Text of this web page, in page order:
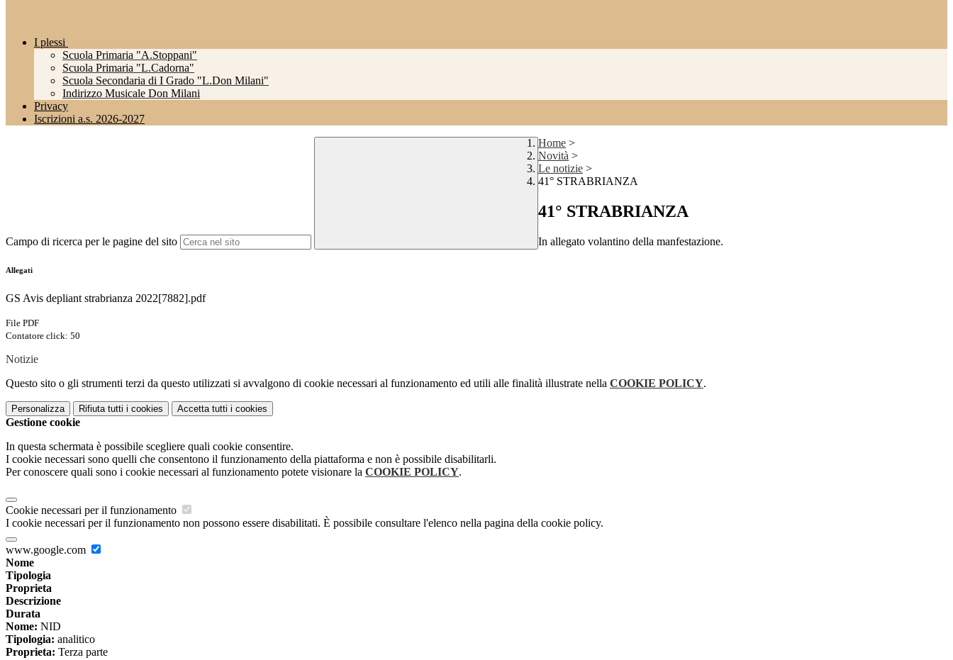
I plessi
Scuola Primaria "A.Stoppani"
Scuola Primaria "L.Cadorna"
Scuola Secondaria di I Grado "L.Don Milani"
Indirizzo Musicale Don Milani
Privacy
Iscrizioni a.s. 2026-2027
Campo di ricerca per le pagine del sito
Home >
Novità >
Le notizie >
41° STRABRIANZA
41° STRABRIANZA
In allegato volantino della manfestazione.
Allegati
GS Avis depliant strabrianza 2022[7882].pdf
File PDF
Contatore click: 50
Notizie
Questo sito o gli strumenti terzi da questo utilizzati si avvalgono di cookie necessari al funzionamento ed utili alle finalità illustrate nella COOKIE POLICY.
Personalizza Rifiuta tutti i cookies Accetta tutti i cookies
Gestione cookie
In questa schermata è possibile scegliere quali cookie consentire.
I cookie necessari sono quelli che consentono il funzionamento della piattaforma e non è possibile disabilitarli.
Per conoscere quali sono i cookie necessari al funzionamento potete visionare la COOKIE POLICY.
Cookie necessari per il funzionamento
I cookie necessari per il funzionamento non possono essere disabilitati. È possibile consultare l'elenco nella pagina della cookie policy.
www.google.com
Nome
Tipologia
Proprieta
Descrizione
Durata
Nome: NID
Tipologia: analitico
Proprieta: Terza parte